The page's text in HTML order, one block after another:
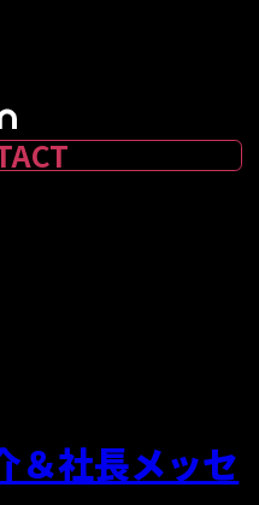
＆社長メッセ